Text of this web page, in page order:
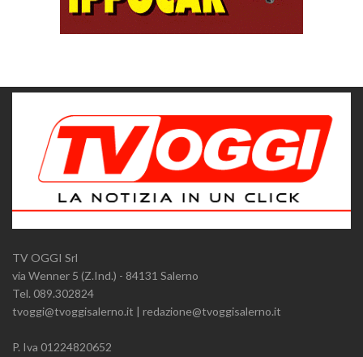
TV OGGI Srl
via Wenner 5 (Z.Ind.) - 84131 Salerno
Tel. 089.302824
tvoggi@tvoggisalerno.it | redazione@tvoggisalerno.it
P. Iva 01224820652